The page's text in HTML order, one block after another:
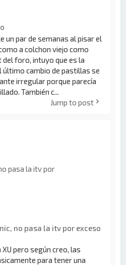
un par de semanas al pisar el
a colchon viejo como
foro, intuyo que es la
último cambio de pastillas se
irregular porque parecía
También c...
Jump to post
pasa la itv por
no pasa la itv por exceso
pero según creo, las
para tener una